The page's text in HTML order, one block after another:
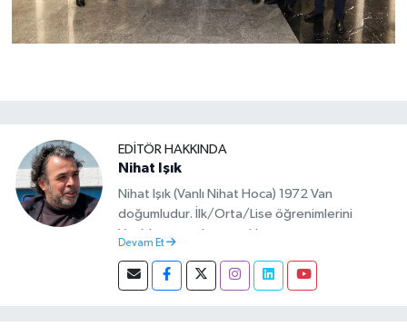
EDITÖR HAKKINDA
Nihat Işık
Nihat Işık (Vanlı Nihat Hoca) 1972 Van
doğumludur. İlk/Orta/Lise öğrenimlerini
Van’da tamamlamıştır. Hacettepe mezunu
başlamıştır. Asteğmen olarak yaptığı vatani
görevi dönüşü Van Sosyal Hizmetler İl
Devam Et